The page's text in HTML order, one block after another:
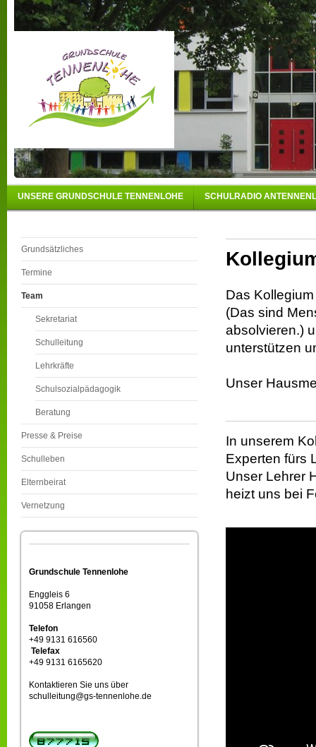
UNSERE GRUNDSCHULE TENNENLOHE SCHULRADIO
Grundsätzliches
Termine
Team
Sekretariat
Schulleitung
Lehrkräfte
Schulsozialpädagogik
Beratung
Presse & Preise
Schulleben
Elternbeirat
Vernetzung
Grundschule Tennenlohe
Enggleis 6
91058 Erlangen
Telefon
+49 9131 616560
Telefax
+49 9131 6165620
Kontaktieren Sie uns über
schulleitung@gs-tennenlohe.de
Das
(Das sind
absolvieren.)
unterstützen
Unser
In unserem
Experten fürs
Unser Lehrer
heizt uns bei